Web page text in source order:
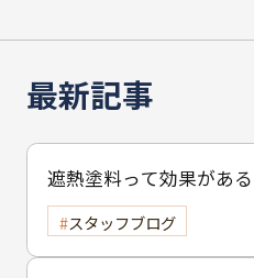
最新記事
遮熱塗料って効果があ
い”と言われる理由と正
スタッフブログ